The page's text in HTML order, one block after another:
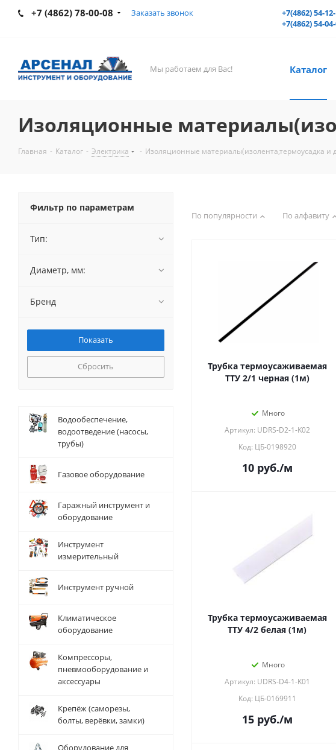
+7 (4862) 78-00-08 Заказать звонок +7(4862) 54-
+7(4862) 54-
Мы работаем для Вас! Каталог
Изоляционные
Главная - Каталог - Электрика - Изоляционные материалы(изолента,термоусадка и
По популярности По алфавиту
Трубка термоусаживаемая
ТТУ 2/1 черная (1м)
Много
Артикул: UDRS-D2-1-K02
Код: ЦБ-0198920
10руб./м
Трубка термоусаживаемая
ТТУ 4/2 белая (1м)
Много
Артикул: UDRS-D4-1-K01
Код: ЦБ-0169911
15руб./м
Фильтр по параметрам
Тип:
Диаметр, мм:
Бренд
Сбросить
Водообеспечение,
водоотведение (насосы,
трубы)
Газовое оборудование
Гаражный инструмент и
оборудование
Инструмент
измерительный
Инструмент ручной
Климатическое
оборудование
Компрессоры,
пневмооборудование и
аксессуары
Крепёж (саморезы,
болты, верёвки, замки)
Оборудование для